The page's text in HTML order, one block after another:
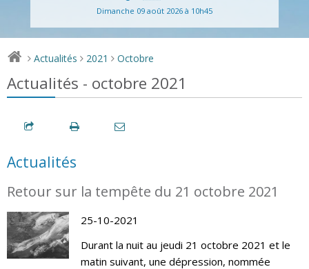
Dimanche 09 août 2026 à 10h45
> Actualités > 2021 > Octobre
Actualités - octobre 2021
Actualités
Retour sur la tempête du 21 octobre 2021
25-10-2021
Durant la nuit au jeudi 21 octobre 2021 et le
matin suivant, une dépression, nommée